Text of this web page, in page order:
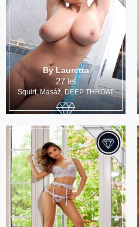
By Lauretta
27 let
Squirt, Masáž, DEEP THROAT